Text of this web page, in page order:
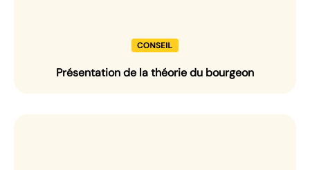
Présentation de la théorie du bourgeon